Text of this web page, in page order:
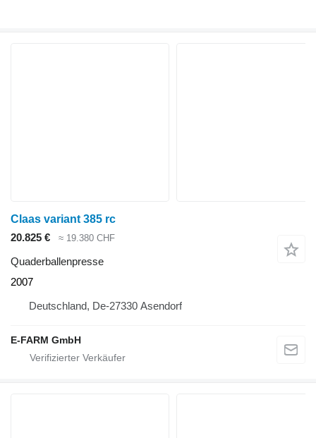
Claas variant 385 rc
20.825 €
≈ 19.380 CHF
Quaderballenpresse
2007
Deutschland, De-27330 Asendorf
E-FARM GmbH